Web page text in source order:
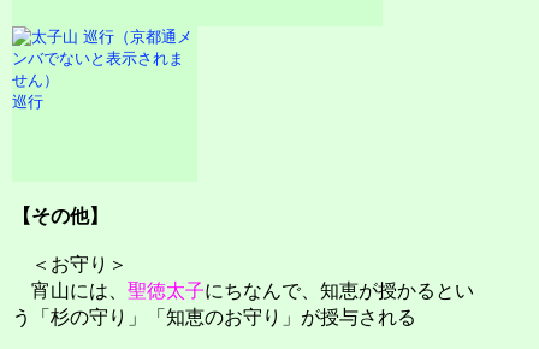
巡行
【その他】
＜お守り＞
宵山には、 聖徳太子にちなんで、知恵が授かるとい
う「杉の守り」「知恵のお守り」が授与される